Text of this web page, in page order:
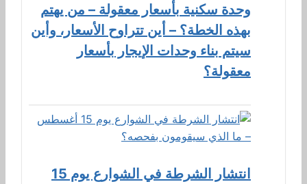
وحدة سكنية بأسعار معقولة – من يهتم
بهذه الخطة؟ – أين تتراوح الأسعار، وأين
سيتم بناء وحدات الإيجار بأسعار
معقولة؟
انتشار الشرطة في الشوارع يوم 15